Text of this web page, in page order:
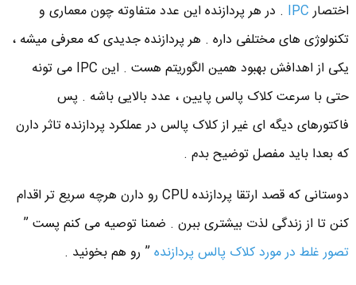
اختصارIPC . در هر پردازنده این عدد متفاوته چون معماری و
تکنولوژی های مختلفی داره . هر پردازنده جدیدی که معرفی میشه ،
یکی از اهدافش بهبود همین الگوریتم هست . این IPC می تونه
حتی با سرعت کلاک پالس پایین ، عدد بالایی باشه . پس
فاکتورهای دیگه ای غیر از کلاک پالس در عملکرد پردازنده تاثر دارن
که بعدا باید مفصل توضیح بدم .
دوستانی که قصد ارتقا پردازنده CPU رو دارن هرچه سریع تر اقدام
کنن تا از زندگی لذت بیشتری ببرن . ضمنا توصیه می کنم پست ”
تصور غلط در مورد کلاک پالس پردازنده” رو هم بخونید .